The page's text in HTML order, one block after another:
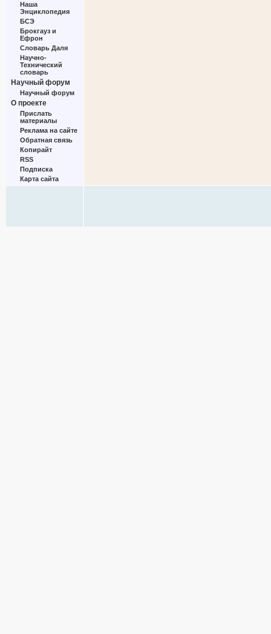
Наша
Энциклопедия
БСЭ
Брокгауз и
Ефрон
Словарь Даля
Научно-
Технический
словарь
Научный форум
Научный форум
О проекте
Прислать
материалы
Реклама на сайте
Обратная связь
Копирайт
RSS
Подписка
Карта сайта